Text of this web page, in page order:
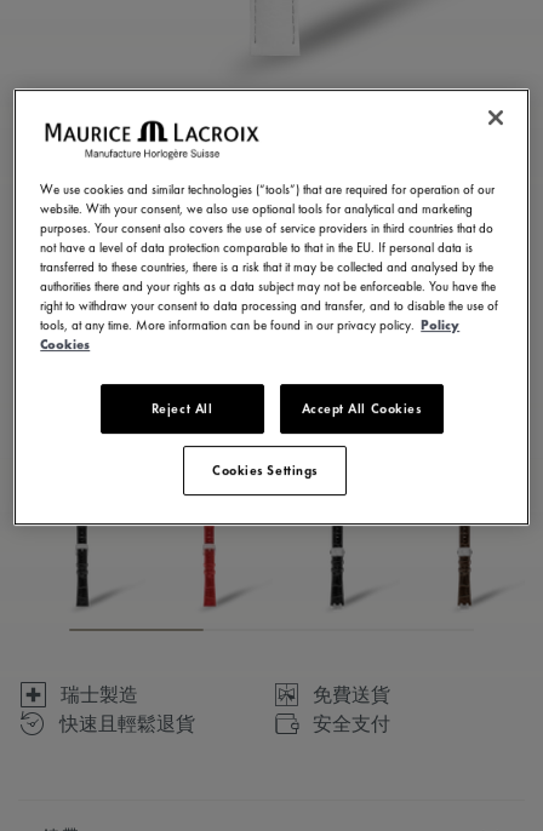
白色小牛皮錶帶
ML824-005110
預訂
配送时间: 30天
瑞士製造
免費送貨
快速且輕鬆退貨
安全支付
We use cookies and similar technologies (“tools”) that are required for operation of our
website. With your consent, we also use optional tools for analytical and marketing
purposes. Your consent also covers the use of service providers in third countries that do
not have a level of data protection comparable to that in the EU. If personal data is
transferred to these countries, there is a risk that it may be collected and analysed by the
authorities there and your rights as a data subject may not be enforceable. You have the
right to withdraw your consent to data processing and transfer, and to disable the use of
tools, at any time. More information can be found in our privacy policy. Policy
Cookies
Reject All Accept All Cookies
Cookies Settings